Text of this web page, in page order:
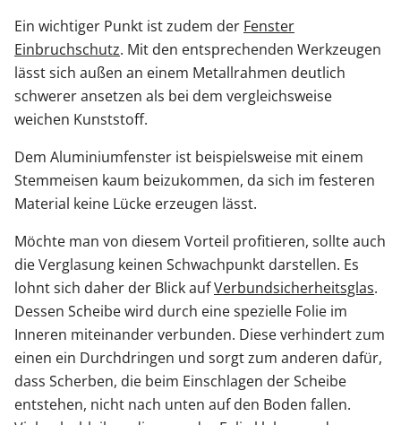
Ein wichtiger Punkt ist zudem der Fenster
Einbruchschutz. Mit den entsprechenden Werkzeugen
lässt sich außen an einem Metallrahmen deutlich
schwerer ansetzen als bei dem vergleichsweise
weichen Kunststoff.
Dem Aluminiumfenster ist beispielsweise mit einem
Stemmeisen kaum beizukommen, da sich im festeren
Material keine Lücke erzeugen lässt.
Möchte man von diesem Vorteil profitieren, sollte auch
die Verglasung keinen Schwachpunkt darstellen. Es
lohnt sich daher der Blick aufVerbundsicherheitsglas.
Dessen Scheibe wird durch eine spezielle Folie im
Inneren miteinander verbunden. Diese verhindert zum
einen ein Durchdringen und sorgt zum anderen dafür,
dass Scherben, die beim Einschlagen der Scheibe
entstehen, nicht nach unten auf den Boden fallen.